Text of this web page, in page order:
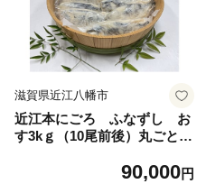
滋賀県近江八幡市
近江本にごろ ふなずし お
す3kｇ（10尾前後）丸ごと
90,000円